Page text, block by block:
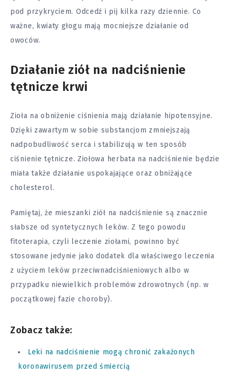
pod przykryciem. Odcedź i pij kilka razy dziennie. Co
ważne, kwiaty głogu mają mocniejsze działanie od
owoców.
Działanie ziół na nadciśnienie
tętnicze krwi
Zioła na obniżenie ciśnienia mają działanie hipotensyjne.
Dzięki zawartym w sobie substancjom zmniejszają
nadpobudliwość serca i stabilizują w ten sposób
ciśnienie tętnicze. Ziołowa herbata na nadciśnienie będzie
miała także działanie uspokajające oraz obniżające
cholesterol.
Pamiętaj, że mieszanki ziół na nadciśnienie są znacznie
słabsze od syntetycznych leków. Z tego powodu
fitoterapia, czyli leczenie ziołami, powinno być
stosowane jedynie jako dodatek dla właściwego leczenia
z użyciem leków przeciwnadciśnieniowych albo w
przypadku niewielkich problemów zdrowotnych (np. w
początkowej fazie choroby).
Zobacz także:
Leki na nadciśnienie mogą chronić zakażonych
koronawirusem przed śmiercią